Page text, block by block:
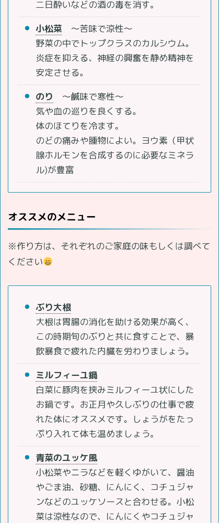
二日酔いなどの酒の毒を消す。
小松菜
～苦味で涼性～
野菜の中でトップクラスのカルシウム。
炎症を抑える、神経の興奮を静め精神を
安定させる。
のり ～鹹味で寒性～
気や血の巡りを良くする。
体のほてりを冷ます。
のどの痛みや腫物によい。ヨウ素（甲状
腺ホルモンを合成するのに必要なミネラ
ル)が豊富
オススメのメニュー
※作り方は、それぞれのご家庭の味もしくは調べて
ください
ぶり大根
大根は胃腸の消化を助ける効果が高く、
この時期旬のぶりと共に食すことで、暴
飲暴食で疲れた内臓を労わりましょう。
ミルフィーユ鍋
白菜に豚肉を挟みミルフィーユ状にした
お鍋です。お正月や久しぶりの仕事で疲
れた体にオススメです。しょうがをたっ
ぷり入れて体も温めましょう。
青菜のユッケ風
小松菜やニラなどを軽くゆがいて、醤油
やごま油、砂糖、にんにく、コチュジャ
ンなどのユッケソースと合わせる。小松
菜は涼性なので、にんにくやコチュジャ